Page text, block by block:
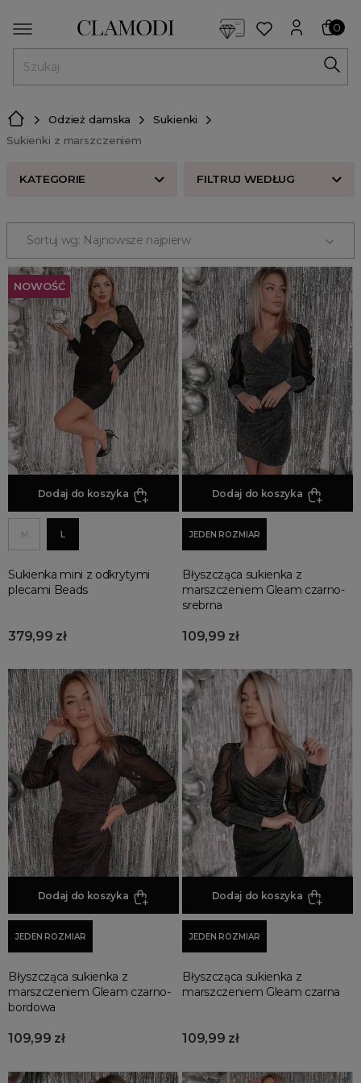
0
Odzież damska
Sukienki
Sukienki z marszczeniem
KATEGORIE FILTRUJ WEDŁUG
Sukienki na lato
Sukienki wieczorowe
Sukienki hiszpanki
Sukienki maxi
Sukienki midi
Sukienki mini
Sukienki na co dzień
Sukienki oversize
Sukienki koronkowe
Sukienki koktajlowe
Sukienki do pracy
Sukienki boho
Sukienki jesienne
Sukienki na imprezę
Sukienki bez rękawów
Sukienki z krótkim rękawem
Sukienki dopasowane
Sukienki z rozcięciem
Sukienki welurowe
Sukienki na studniówkę
Sukienki na każda okazję
Sukienki przekładane
Sukienki z falbankami
Sukienki proste
Sukienki w panterkę
Sukienki z marszczeniem
Sukienki dzianinowe
Sukienki koszulowe
Sukienki asymetryczne
Sukienki swetrowe
Sukienki z golfem
Sukienki eleganckie
KOLOR
CENA
ODZIEŻ
kombinezony
Odzież damska
sukienki
Sortuj wg: Najnowsze najpierw
Dodaj do koszyka
M L
Sukienka mini z odkrytymi
plecami Beads
379,99 zł
NOWOŚĆ
Dodaj do koszyka
JEDEN ROZMIAR
Błyszcząca sukienka z
marszczeniem Gleam czarno-
srebrna
109,99 zł
Dodaj do koszyka
JEDEN ROZMIAR
Błyszcząca sukienka z
marszczeniem Gleam czarno-
bordowa
109,99 zł
Dodaj do koszyka
JEDEN ROZMIAR
Błyszcząca sukienka z
marszczeniem Gleam czarna
109,99 zł